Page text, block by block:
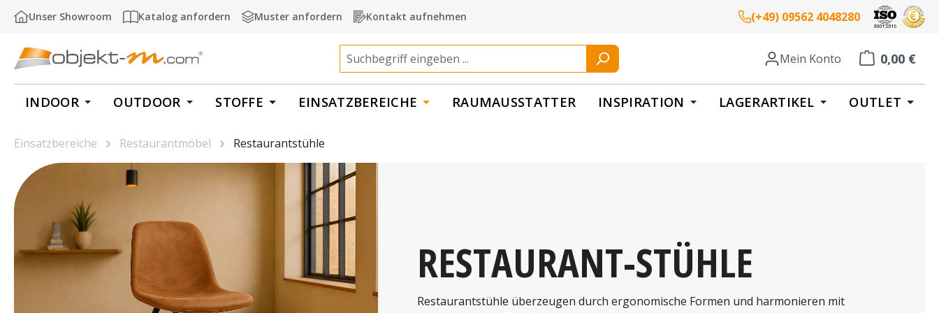
Hauptinhalt springen
Zur Suche springen
Zur Hauptnavigation springen
Unser Showroom Katalog anfordern Muster anfordern Kontakt aufnehmen (+49) 09562 4048280
Mein Konto 0,00 €
Warenkorb
INDOOR OUTDOOR STOFFE EINSATZBEREICHE RAUMAUSSTATTER INSPIRATION LAGERARTIKEL OUTLET
Einsatzbereiche Restaurantmöbel Restaurantstühle
RESTAURANT-STÜHLE
Restaurantstühle überzeugen durch ergonomische Formen und harmonieren mit